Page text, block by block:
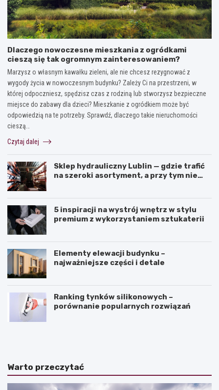
Dlaczego nowoczesne mieszkania z ogródkami
cieszą się tak ogromnym zainteresowaniem?
Marzysz o własnym kawałku zieleni, ale nie chcesz rezygnować z
wygody życia w nowoczesnym budynku? Zależy Ci na przestrzeni, w
której odpoczniesz, spędzisz czas z rodziną lub stworzysz bezpieczne
miejsce do zabawy dla dzieci? Mieszkanie z ogródkiem może być
odpowiedzią na te potrzeby. Sprawdź, dlaczego takie nieruchomości
cieszą…
Czytaj dalej
Sklep hydrauliczny Lublin — gdzie trafić
na szeroki asortyment, a przy tym nie
5 inspiracji na wystrój wnętrz w stylu
premium z wykorzystaniem sztukaterii
Elementy elewacji budynku –
najważniejsze części i detale
Ranking tynków silikonowych –
porównanie popularnych rozwiązań
J
k
o
ń
K
c
h
y
Warto przeczytać